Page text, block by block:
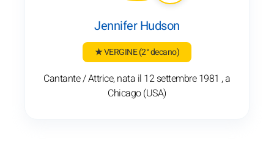
Jennifer Hudson
★ VERGINE(2° decano)
Cantante / Attrice, nata il 12 settembre 1981 , a
Chicago (USA)